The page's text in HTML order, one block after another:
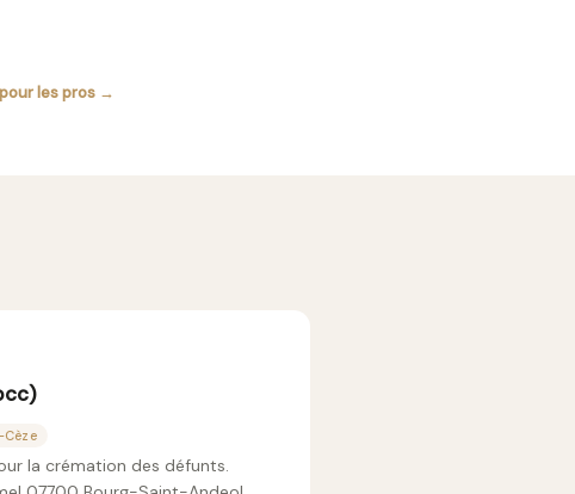
les pros →
la crémation des défunts.